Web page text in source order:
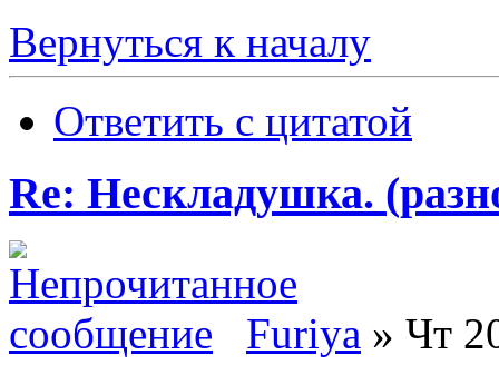
Вернуться к началу
Ответить с цитатой
Re: Нескладушка.
Furiya » Чт